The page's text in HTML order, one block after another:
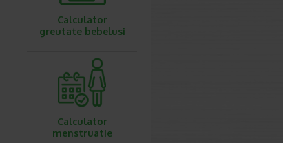
Calculator
greutate bebelusi
Calculator
menstruatie